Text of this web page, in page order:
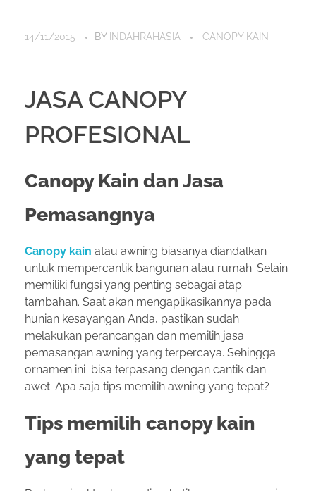
14/11/2015 BY INDAHRAHASIA CANOPY KAIN
JASA CANOPY
PROFESIONAL
Canopy Kain dan Jasa
Pemasangnya
Canopy kain atau awning biasanya diandalkan
untuk mempercantik bangunan atau rumah. Selain
memiliki fungsi yang penting sebagai atap
tambahan. Saat akan mengaplikasikannya pada
hunian kesayangan Anda, pastikan sudah
melakukan perancangan dan memilih jasa
pemasangan awning yang terpercaya. Sehingga
ornamen ini bisa terpasang dengan cantik dan
awet. Apa saja tips memilih awning yang tepat?
Tips memilih canopy kain
yang tepat